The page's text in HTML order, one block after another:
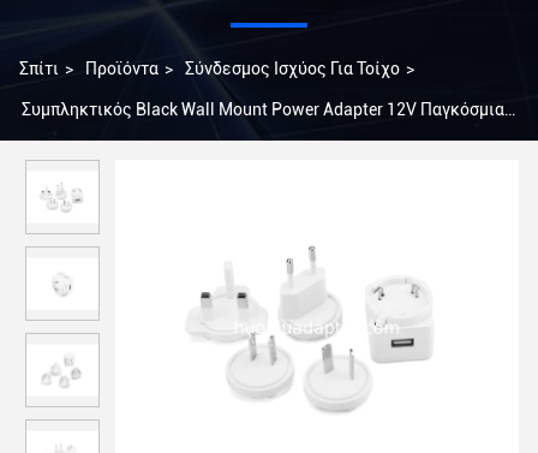
Σπίτι > Προϊόντα > Σύνδεσμος Ισχύος Για Τοίχο >
Συμπληκτικός Black Wall Mount Power Adapter 12V Παγκόσμια